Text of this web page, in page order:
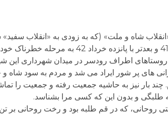
در تب و تاب «انقلاب شاه و ملت» (که به زودی به
روستاهای اطراف رودسر در میدان شهرداری این
های پر شور ایراد می شد و مردم به سود
بار نیز به حاشیه جمعیت رفته و جمعیت را
طلبگی و بدون این که کسی مرا بشناسد.
روحانی، که در قم طلبه بود و رخت روحانی